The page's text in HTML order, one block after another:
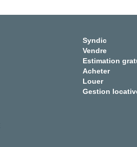
Syndic
Vendre
Estimation
Acheter
Louer
Gestion